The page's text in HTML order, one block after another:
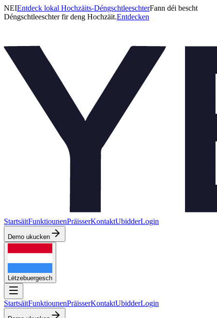
NEIEntdeck lokal Hochzäits-DéngschtleeschterFann déi bescht
Déngschtleeschter fir deng Hochzäit.Entdecken
StartsäitFunktiounenPräisserKontaktUbidderLogin
Demo ukucken
Lëtzebuergesch
StartsäitFunktiounenPräisserKontaktUbidderLogin